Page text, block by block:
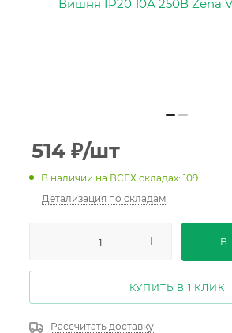
514 ₽/шт
В наличии на ВСЕХ складах: 109
Детализация по складам
В
КУПИТЬ В 1 КЛИК
Рассчитать доставку